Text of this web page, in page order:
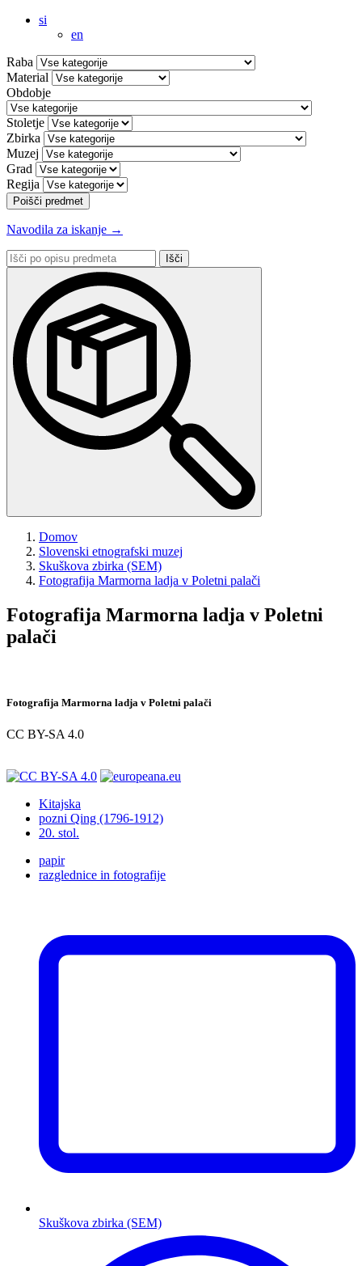
si
en
Raba
Material
Obdobje
Stoletje
Zbirka
Muzej
Grad
Regija
Poišči predmet
Navodila za iskanje →
Išči
po
predmeta:
Domov
Slovenski etnografski muzej
Skuškova zbirka (SEM)
Fotografija Marmorna ladja v Poletni palači
Fotografija Marmorna ladja v Poletni
palači
Fotografija Marmorna ladja v Poletni palači
CC BY-SA 4.0
Kitajska
pozni Qing (1796-1912)
20. stol.
papir
razglednice in fotografije
Skuškova zbirka (SEM)